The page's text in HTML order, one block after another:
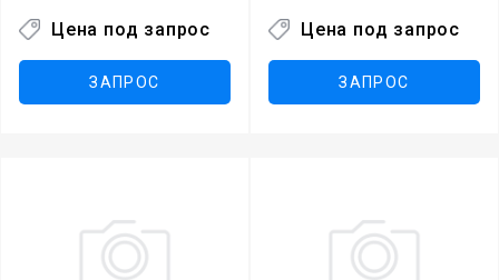
Цена под запрос
ЗАПРОС
Цена под запрос
ЗАПРОС